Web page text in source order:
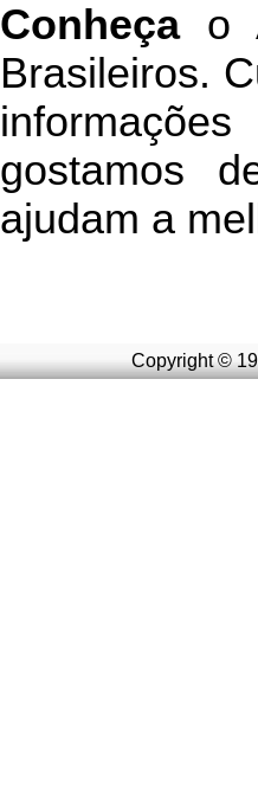
Conheçao
Brasileiros.
informações
gostamos
ajudam a
Copyright ©